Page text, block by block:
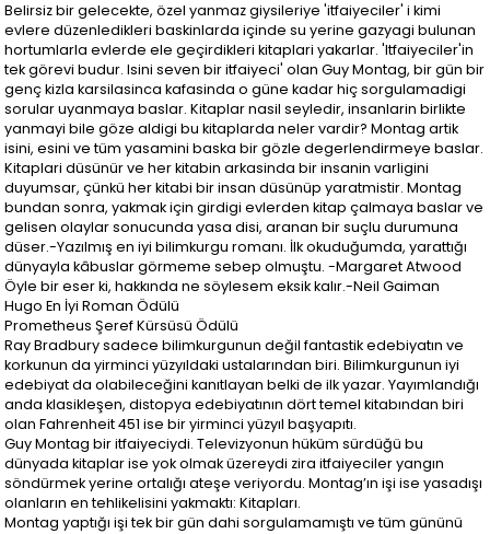
Belirsiz bir gelecekte, özel yanmaz giysileriye 'itfaiyeciler' i kimi
evlere düzenledikleri baskinlarda içinde su yerine gazyagi bulunan
hortumlarla evlerde ele geçirdikleri kitaplari yakarlar. 'Itfaiyeciler'in
tek görevi budur. Isini seven bir itfaiyeci' olan Guy Montag, bir gün bir
genç kizla karsilasinca kafasinda o güne kadar hiç sorgulamadigi
sorular uyanmaya baslar. Kitaplar nasil seyledir, insanlarin birlikte
yanmayi bile göze aldigi bu kitaplarda neler vardir? Montag artik
isini, esini ve tüm yasamini baska bir gözle degerlendirmeye baslar.
Kitaplari düsünür ve her kitabin arkasinda bir insanin varligini
duyumsar, çünkü her kitabi bir insan düsünüp yaratmistir. Montag
bundan sonra, yakmak için girdigi evlerden kitap çalmaya baslar ve
gelisen olaylar sonucunda yasa disi, aranan bir suçlu durumuna
düser.-Yazılmış en iyi bilimkurgu romanı. İlk okuduğumda, yarattığı
dünyayla kâbuslar görmeme sebep olmuştu. -Margaret Atwood
Öyle bir eser ki, hakkında ne söylesem eksik kalır.-Neil Gaiman
Hugo En İyi Roman Ödülü
Prometheus Şeref Kürsüsü Ödülü
Ray Bradbury sadece bilimkurgunun değil fantastik edebiyatın ve
korkunun da yirminci yüzyıldaki ustalarından biri. Bilimkurgunun iyi
edebiyat da olabileceğini kanıtlayan belki de ilk yazar. Yayımlandığı
anda klasikleşen, distopya edebiyatının dört temel kitabından biri
olan Fahrenheit 451 ise bir yirminci yüzyıl başyapıtı.
Guy Montag bir itfaiyeciydi. Televizyonun hüküm sürdüğü bu
dünyada kitaplar ise yok olmak üzereydi zira itfaiyeciler yangın
söndürmek yerine ortalığı ateşe veriyordu. Montag’ın işi ise yasadışı
olanların en tehlikelisini yakmaktı: Kitapları.
Montag yaptığı işi tek bir gün dahi sorgulamamıştı ve tüm gününü